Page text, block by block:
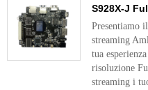
S928X-J
Presentiamo
streaming
tua
risoluzione
streaming i